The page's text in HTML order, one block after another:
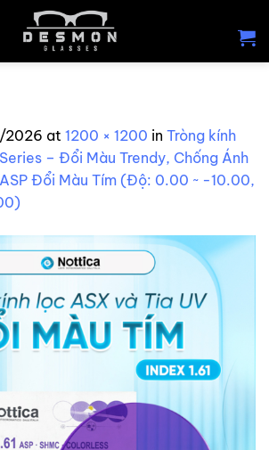
at 1200 × 1200 in Tròng kính
– Đổi Màu Trendy, Chống Ánh
ASP Đổi Màu Tím (Độ: 0.00 ~ -10.00,